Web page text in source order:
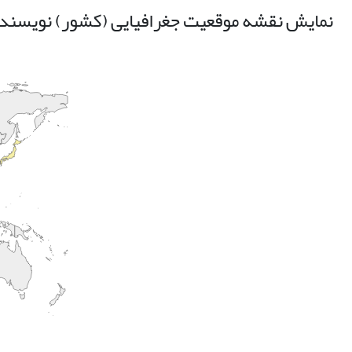
نمایش نقشه موقعیت جغرافیایی (کشور)